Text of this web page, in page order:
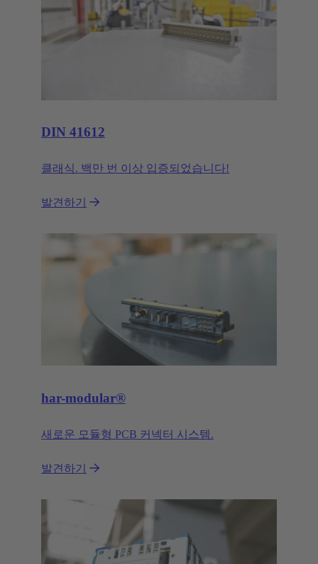
DIN 41612
클래식. 백만 번 이상 입증되었습니다!
발견하기
har-modular®
새로운 모듈형 PCB 커넥터 시스템.
발견하기